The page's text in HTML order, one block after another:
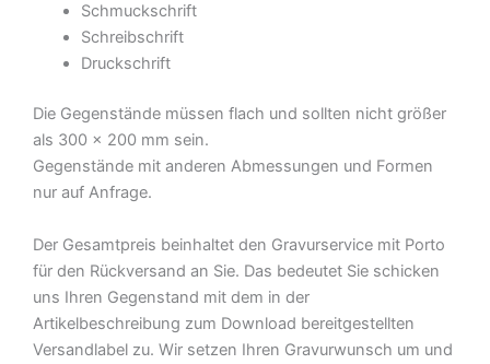
Schmuckschrift
Schreibschrift
Druckschrift
Die Gegenstände müssen flach und sollten nicht größer
als 300 x 200 mm sein.
Gegenstände mit anderen Abmessungen und Formen
nur auf Anfrage.
Der Gesamtpreis beinhaltet den Gravurservice mit Porto
für den Rückversand an Sie. Das bedeutet Sie schicken
uns Ihren Gegenstand mit dem in der
Artikelbeschreibung zum Download bereitgestellten
Versandlabel zu. Wir setzen Ihren Gravurwunsch um und